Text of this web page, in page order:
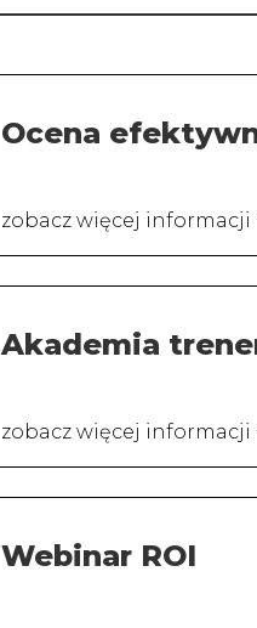
Ocena
zobacz więcej informacji
Akademia
zobacz więcej informacji
Webinar ROI